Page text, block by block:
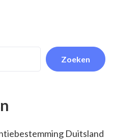
Zoeken
Duitsland